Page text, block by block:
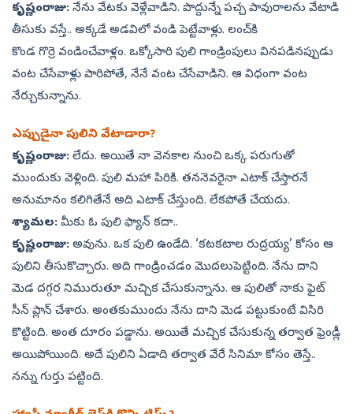
కృష్ణంరాజు: నేను వేటకు వెళ్లేవాడిని. పొద్దున్నే పచ్చ పావురాలను వేటాడి
తీసుకు వస్తే.. అక్కడే అడవిలో వండి పెట్టేవాళ్లు. లంచ్‌కి
కొండ గొర్రె వండించేవాళ్లం. ఒక్కోసారి పులి గాండ్రింపులు వినపడినప్పుడు
వంట చేసేవాళ్లు పారిపోతే, నేనే వంట చేసేవాడిని. ఆ విధంగా వంట
నేర్చుకున్నాను.
ఎప్పుడైనా పులిని వేటాడారా?
కృష్ణంరాజు: లేదు. అయితే నా వెనకాల నుంచి ఒక్క పరుగుతో
ముందుకు వెళ్లింది. పులి మహా పిరికి. తననెవరైనా ఎటాక్‌ చేస్తారనే
అనుమానం కలిగితేనే అది ఎటాక్‌ చేస్తుంది. లేకపోతే చేయదు.
శ్యామల: మీకు ఓ పులి ఫ్యాన్‌ కదా..
కృష్ణంరాజు: అవును. ఒక పులి ఉండేది. ‘కటకటాల రుద్రయ్య’ కోసం ఆ
పులిని తీసుకొచ్చారు. అది గాండ్రించడం మొదలుపెట్టింది. నేను దాని
మెడ దగ్గర నిమురుతూ మచ్చిక చేసుకున్నాను. ఆ పులితో నాకు ఫైట్‌
సీన్‌ ప్లాన్‌ చేశారు. అంతకుముందు నేను దాని మెడ పట్టుకుంటే విసిరి
కొట్టింది. అంత దూరం పడ్డాను. అయితే మచ్చిక చేసుకున్న తర్వాత ఫ్రెండ్లీ
అయిపోయింది. అదే పులిని ఏడాది తర్వాత వేరే సినిమా కోసం తెస్తే..
నన్ను గుర్తు పట్టింది.